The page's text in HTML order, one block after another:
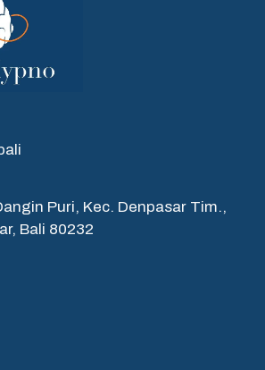
Puri, Kec. Denpasar Tim.,
Bali 80232